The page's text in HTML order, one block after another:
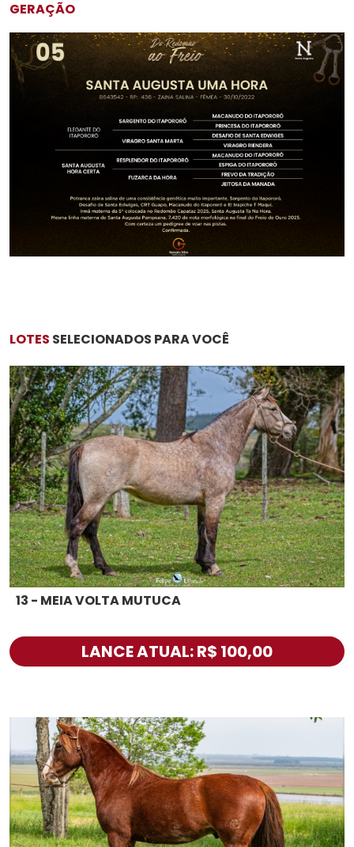
GERAÇÃO
LOTES SELECIONADOS PARA VOCÊ
13 - MEIA VOLTA MUTUCA
LANCE ATUAL: R$ 100,00